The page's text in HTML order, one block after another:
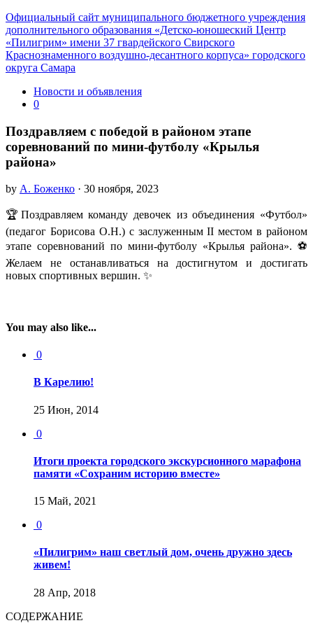
Официальный сайт муниципального бюджетного учреждения
дополнительного образования «Детско-юношеский Центр
«Пилигрим» имени 37 гвардейского Свирского
Краснознаменного воздушно-десантного корпуса» городского
округа Самара
Новости и объявления
0
Поздравляем с победой в районом этапе
соревнований по мини-футболу «Крылья
района»
by А. Боженко · 30 ноября, 2023
🏆Поздравляем команду девочек из объединения «Футбол»
(педагог Борисова О.Н.) с заслуженным II местом в районом
этапе соревнований по мини-футболу «Крылья района». ⚽
Желаем не останавливаться на достигнутом и достигать
новых спортивных вершин. ✨
You may also like...
0
В Карелию!
25 Июн, 2014
0
Итоги проекта городского экскурсионного марафона
памяти «Сохраним историю вместе»
15 Май, 2021
0
«Пилигрим» наш светлый дом, очень дружно здесь
живем!
28 Апр, 2018
СОДЕРЖАНИЕ